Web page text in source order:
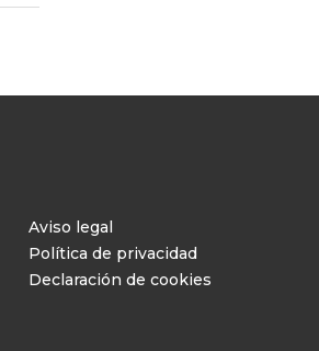
Aviso legal
Política de privacidad
Declaración de cookies